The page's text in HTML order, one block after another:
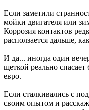
Если заметили
мойки двигателя или
Коррозия контактов
расползается дальше,
И да... иногда один
щеткой реально спасает
евро.
Если сталкивались с
своим опытом и